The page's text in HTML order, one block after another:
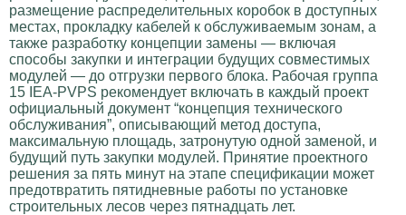
размещение распределительных коробок в доступных
местах, прокладку кабелей к обслуживаемым зонам, а
также разработку концепции замены — включая
способы закупки и интеграции будущих совместимых
модулей — до отгрузки первого блока. Рабочая группа
15 IEA-PVPS рекомендует включать в каждый проект
официальный документ “концепция технического
обслуживания”, описывающий метод доступа,
максимальную площадь, затронутую одной заменой, и
будущий путь закупки модулей. Принятие проектного
решения за пять минут на этапе спецификации может
предотвратить пятидневные работы по установке
строительных лесов через пятнадцать лет.